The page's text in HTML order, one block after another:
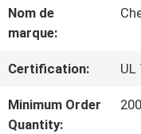
SUJET
DE
NOUS
Nom de
marque:
Certification: UL
Minimum Order
Quantity: